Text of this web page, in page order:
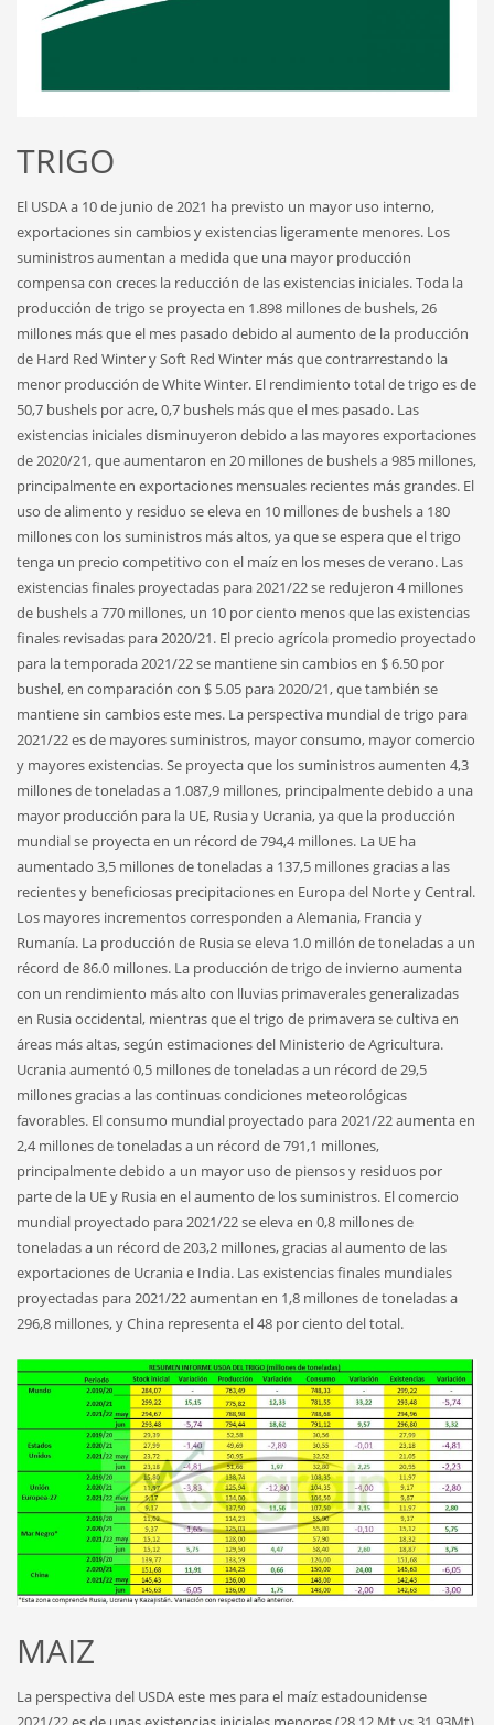
TRIGO
El USDA a 10 de junio de 2021 ha previsto un mayor uso interno,
exportaciones sin cambios y existencias ligeramente menores. Los
suministros aumentan a medida que una mayor producción
compensa con creces la reducción de las existencias iniciales. Toda la
producción de trigo se proyecta en 1.898 millones de bushels, 26
millones más que el mes pasado debido al aumento de la producción
de Hard Red Winter y Soft Red Winter más que contrarrestando la
menor producción de White Winter. El rendimiento total de trigo es de
50,7 bushels por acre, 0,7 bushels más que el mes pasado. Las
existencias iniciales disminuyeron debido a las mayores exportaciones
de 2020/21, que aumentaron en 20 millones de bushels a 985 millones,
principalmente en exportaciones mensuales recientes más grandes. El
uso de alimento y residuo se eleva en 10 millones de bushels a 180
millones con los suministros más altos, ya que se espera que el trigo
tenga un precio competitivo con el maíz en los meses de verano. Las
existencias finales proyectadas para 2021/22 se redujeron 4 millones
de bushels a 770 millones, un 10 por ciento menos que las existencias
finales revisadas para 2020/21. El precio agrícola promedio proyectado
para la temporada 2021/22 se mantiene sin cambios en $ 6.50 por
bushel, en comparación con $ 5.05 para 2020/21, que también se
mantiene sin cambios este mes. La perspectiva mundial de trigo para
2021/22 es de mayores suministros, mayor consumo, mayor comercio
y mayores existencias. Se proyecta que los suministros aumenten 4,3
millones de toneladas a 1.087,9 millones, principalmente debido a una
mayor producción para la UE, Rusia y Ucrania, ya que la producción
mundial se proyecta en un récord de 794,4 millones. La UE ha
aumentado 3,5 millones de toneladas a 137,5 millones gracias a las
recientes y beneficiosas precipitaciones en Europa del Norte y Central.
Los mayores incrementos corresponden a Alemania, Francia y
Rumanía. La producción de Rusia se eleva 1.0 millón de toneladas a un
récord de 86.0 millones. La producción de trigo de invierno aumenta
con un rendimiento más alto con lluvias primaverales generalizadas
en Rusia occidental, mientras que el trigo de primavera se cultiva en
áreas más altas, según estimaciones del Ministerio de Agricultura.
Ucrania aumentó 0,5 millones de toneladas a un récord de 29,5
millones gracias a las continuas condiciones meteorológicas
favorables. El consumo mundial proyectado para 2021/22 aumenta en
2,4 millones de toneladas a un récord de 791,1 millones,
principalmente debido a un mayor uso de piensos y residuos por
parte de la UE y Rusia en el aumento de los suministros. El comercio
mundial proyectado para 2021/22 se eleva en 0,8 millones de
toneladas a un récord de 203,2 millones, gracias al aumento de las
exportaciones de Ucrania e India. Las existencias finales mundiales
proyectadas para 2021/22 aumentan en 1,8 millones de toneladas a
296,8 millones, y China representa el 48 por ciento del total.
MAIZ
La perspectiva del USDA este mes para el maíz estadounidense